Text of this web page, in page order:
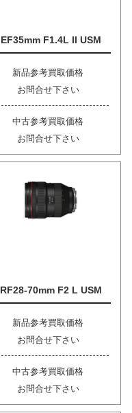
EF35mm F1.4L II USM
新品参考買取価格
お問合せ下さい
中古参考買取価格
お問合せ下さい
RF28-70mm F2 L USM
新品参考買取価格
お問合せ下さい
中古参考買取価格
お問合せ下さい